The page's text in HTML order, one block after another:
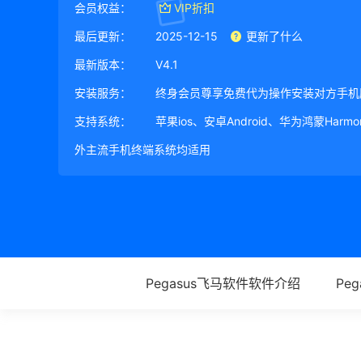
会员权益： VIP折扣
最后更新： 2025-12-15 更新了什么
最新版本： V4.1
安装服务： 终身会员尊享免费代为操作安装对方手
支持系统： 苹果ios、安卓Android、华为鸿蒙
外主流手机终端系统均适用
Pegasus飞马软件软件介绍